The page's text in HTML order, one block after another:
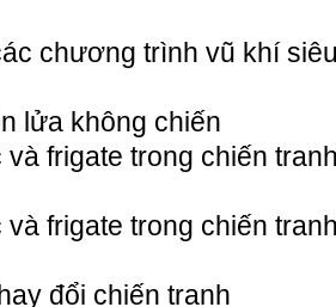
chương trình vũ khí
lửa không chiến
và frigate trong chiến
và frigate trong chiến
đổi chiến tranh